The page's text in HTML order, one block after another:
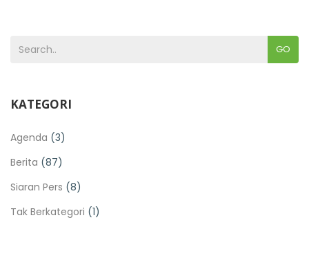
GO
KATEGORI
Agenda (3)
Berita (87)
Siaran Pers (8)
Tak Berkategori (1)